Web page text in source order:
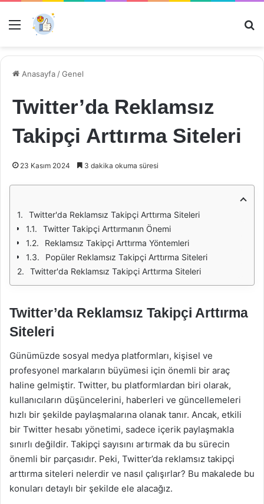
Menü
Anasayfa /Genel
Twitter’da Reklamsız
Takipçi Arttırma Siteleri
23 Kasım 2024 3 dakika okuma süresi
Twitter'da Reklamsız Takipçi Arttırma Siteleri
Twitter Takipçi Arttırmanın Önemi
Reklamsız Takipçi Arttırma Yöntemleri
Popüler Reklamsız Takipçi Arttırma Siteleri
Twitter'da Reklamsız Takipçi Arttırma Siteleri
Twitter’da Reklamsız Takipçi Arttırma
Siteleri
Günümüzde sosyal medya platformları, kişisel ve
profesyonel markaların büyümesi için önemli bir araç
haline gelmiştir. Twitter, bu platformlardan biri olarak,
kullanıcıların düşüncelerini, haberleri ve güncellemeleri
hızlı bir şekilde paylaşmalarına olanak tanır. Ancak, etkili
bir Twitter hesabı yönetimi, sadece içerik paylaşmakla
sınırlı değildir. Takipçi sayısını artırmak da bu sürecin
önemli bir parçasıdır. Peki, Twitter’da reklamsız takipçi
arttırma siteleri nelerdir ve nasıl çalışırlar? Bu makalede bu
konuları detaylı bir şekilde ele alacağız.